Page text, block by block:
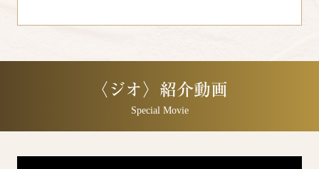
〈ジオ〉紹介動画
Special Movie